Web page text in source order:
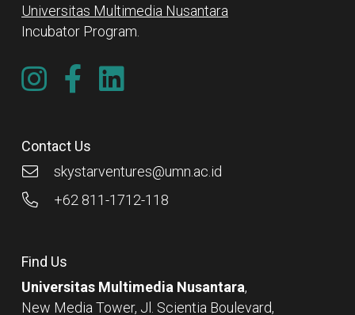
Universitas Multimedia Nusantara
Incubator Program.
Contact Us
skystarventures@umn.ac.id
+62 811-1712-118
Find Us
Universitas Multimedia Nusantara,
New Media Tower, Jl. Scientia Boulevard,